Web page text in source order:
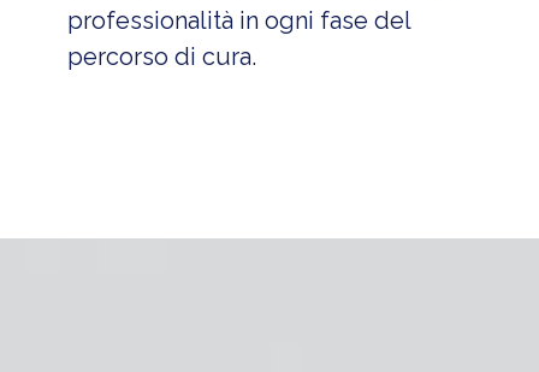
professionalità in ogni fase del
percorso di cura.